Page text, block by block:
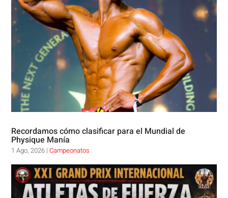
Recordamos cómo clasificar para el Mundial de
Physique Manía
1 Ago, 2026 |Campeonatos